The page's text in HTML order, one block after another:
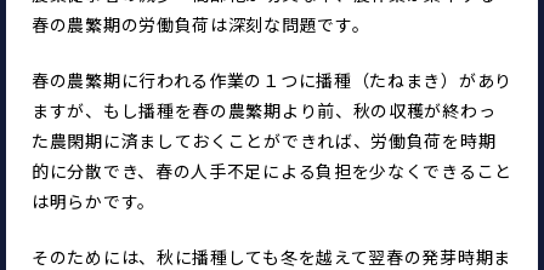
春の農繁期の労働負荷は深刻な問題です。
春の農繁期に行われる作業の１つに播種（たねまき）があり
ますが、もし播種を春の農繁期より前、秋の収穫が終わっ
た農閑期に済ましておくことができれば、労働負荷を時期
的に分散でき、春の人手不足による負担を少なくできること
は明らかです。
そのためには、秋に播種しても冬を越えて翌春の発芽時期ま